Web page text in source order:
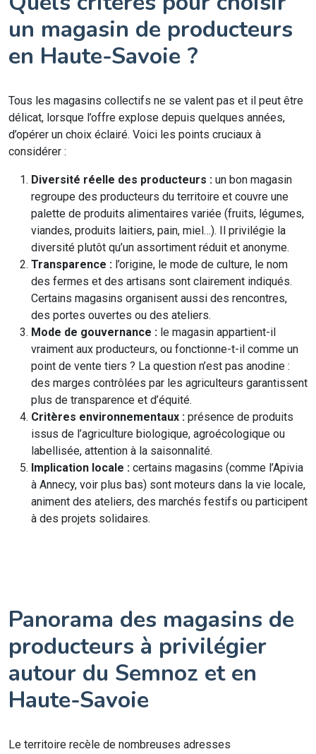
un magasin de producteurs
en Haute-Savoie ?
Tous les magasins collectifs ne se valent pas et il peut être
délicat, lorsque l’offre explose depuis quelques années,
d’opérer un choix éclairé. Voici les points cruciaux à
considérer :
Diversité réelle des producteurs : un bon magasin
regroupe des producteurs du territoire et couvre une
palette de produits alimentaires variée (fruits, légumes,
viandes, produits laitiers, pain, miel…). Il privilégie la
diversité plutôt qu’un assortiment réduit et anonyme.
Transparence : l’origine, le mode de culture, le nom
des fermes et des artisans sont clairement indiqués.
Certains magasins organisent aussi des rencontres,
des portes ouvertes ou des ateliers.
Mode de gouvernance : le magasin appartient-il
vraiment aux producteurs, ou fonctionne-t-il comme un
point de vente tiers ? La question n’est pas anodine :
des marges contrôlées par les agriculteurs garantissent
plus de transparence et d’équité.
Critères environnementaux : présence de produits
issus de l’agriculture biologique, agroécologique ou
labellisée, attention à la saisonnalité.
Implication locale : certains magasins (comme l’Apivia
à Annecy, voir plus bas) sont moteurs dans la vie locale,
animent des ateliers, des marchés festifs ou participent
à des projets solidaires.
Panorama des magasins de
producteurs à privilégier
autour du Semnoz et en
Haute-Savoie
Le territoire recèle de nombreuses adresses